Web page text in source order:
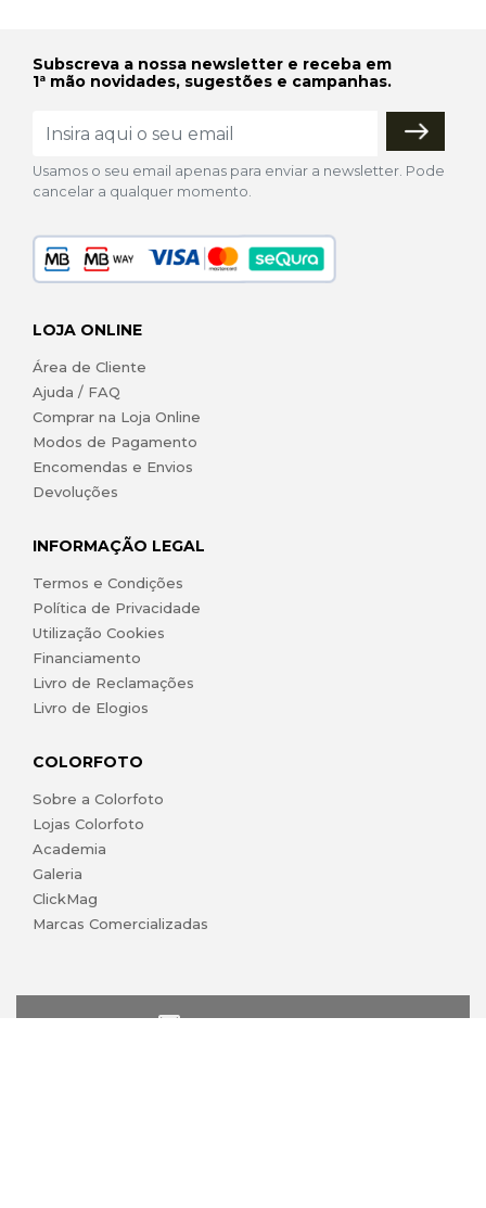
Subscreva a nossa newsletter e receba em
1ª mão novidades, sugestões e campanhas.
Usamos o seu email apenas para enviar a newsletter. Pode
cancelar a qualquer momento.
LOJA ONLINE
Área de Cliente
Ajuda / FAQ
Comprar na Loja Online
Modos de Pagamento
Encomendas e Envios
Devoluções
INFORMAÇÃO LEGAL
Termos e Condições
Política de Privacidade
Utilização Cookies
Financiamento
Livro de Reclamações
Livro de Elogios
COLORFOTO
Sobre a Colorfoto
Lojas Colorfoto
Academia
Galeria
ClickMag
Marcas Comercializadas
lojaonline@colorfoto.pt